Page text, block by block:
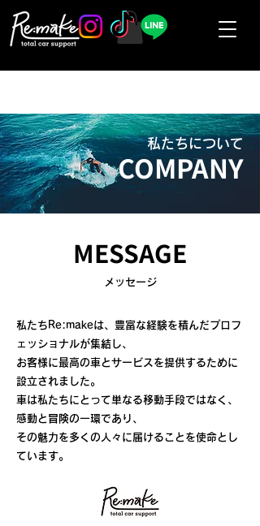
私たちについて
COMPANY
MESSAGE
​メッセージ
私たちRe:makeは、豊富な経験を積んだプロフ
ェッショナルが集結し、
お客様に最高の車とサービスを提供するために
設立されました。
車は私たちにとって単なる移動手段ではなく、
感動と冒険の一環であり、
その魅力を多くの人々に届けることを使命とし
ています。